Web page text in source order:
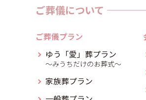
ご葬儀について
ご葬儀プラン
ゆう「愛」葬プラン
～みうちだけのお葬式～
家族葬プラン